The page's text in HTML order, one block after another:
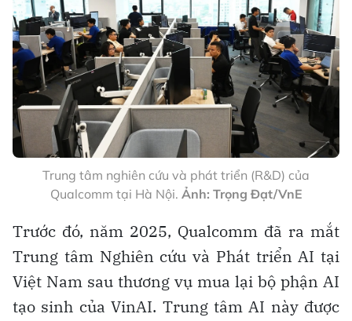
Trung tâm nghiên cứu và phát triển (R&D) của
Qualcomm tại Hà Nội. Ảnh: Trọng Đạt/VnE
Trước đó, năm 2025, Qualcomm đã ra mắt
Trung tâm Nghiên cứu và Phát triển AI tại
Việt Nam sau thương vụ mua lại bộ phận AI
tạo sinh của VinAI. Trung tâm AI này được